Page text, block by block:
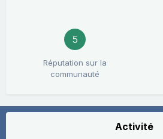
5
Réputation sur la
communauté
Activité